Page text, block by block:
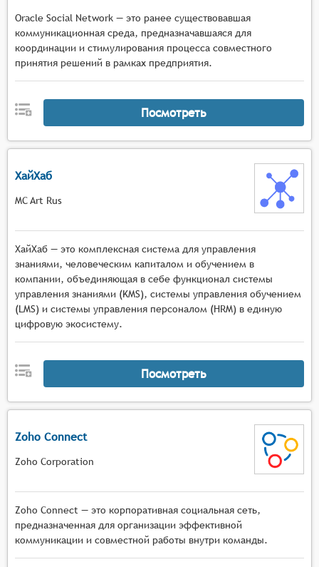
Oracle Social Network — это ранее существовавшая
коммуникационная среда, предназначавшаяся для
координации и стимулирования процесса совместного
принятия решений в рамках предприятия.
Посмотреть
ХайХаб
MC Art Rus
ХайХаб — это комплексная система для управления
знаниями, человеческим капиталом и обучением в
компании, объединяющая в себе функционал системы
управления знаниями (KMS), системы управления обучением
(LMS) и системы управления персоналом (HRM) в единую
цифровую экосистему.
Посмотреть
Zoho Connect
Zoho Corporation
Zoho Connect — это корпоративная социальная сеть,
предназначенная для организации эффективной
коммуникации и совместной работы внутри команды.